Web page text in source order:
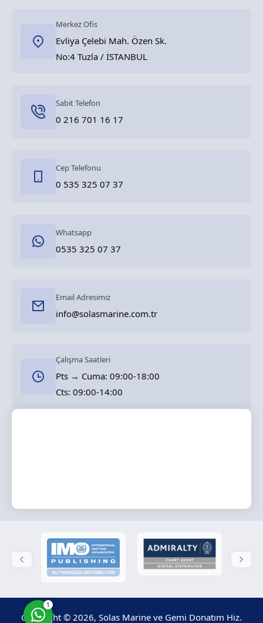
Merkez Ofis
Evliya Çelebi Mah. Özen Sk.
No:4 Tuzla / İSTANBUL
Sabit Telefon
0 216 701 16 17
Cep Telefonu
0 535 325 07 37
Whatsapp
0535 325 07 37
Email Adresimiz
info@solasmarine.com.tr
Çalışma Saatleri
Pts → Cuma: 09:00-18:00
Cts: 09:00-14:00
Copyright © 2026, Solas Marine ve Gemi Donatım Hiz.
Cevap Yaz
1